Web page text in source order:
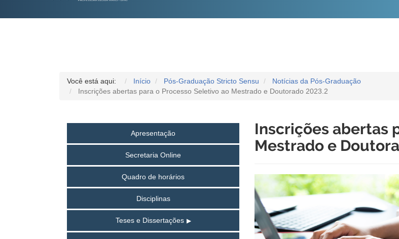
Você está aqui: Início Pós-Graduação Stricto Sensu
Notícias da Pós-Graduação
Inscrições abertas para o Processo Seletivo ao Mestrado e Doutorado 2023.2
Apresentação
Secretaria Online
Quadro de horários
Disciplinas
Teses e Dissertações
Inscrições abertas
Mestrado e